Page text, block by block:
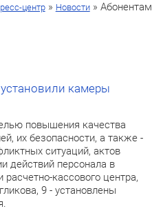
центр» Новости» Абонентам
камеры
повышения качества
их безопасности, а также -
ситуаций, актов
действий персонала в
кассового центра,
9 - установлены